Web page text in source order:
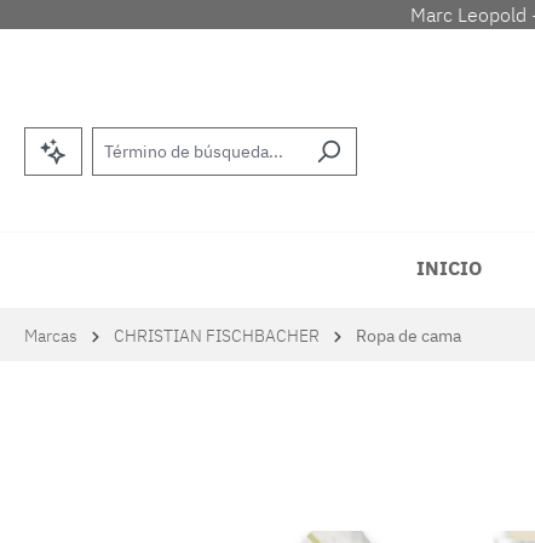
al contenido principal
Saltar a la búsqueda
Saltar a la navegación principal
Marc Leopold
INICIO
Marcas CHRISTIAN FISCHBACHER Ropa de cama